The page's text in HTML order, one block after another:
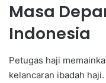
Masa
Indonesia
Petugas haji
kelancaran ibadah